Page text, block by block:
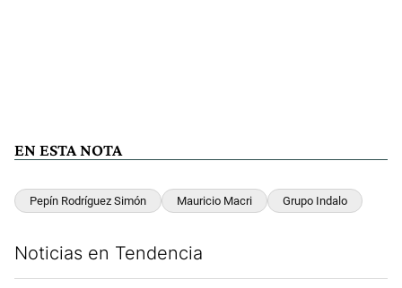
EN ESTA NOTA
Pepín Rodríguez Simón Mauricio Macri Grupo Indalo
Noticias en Tendencia